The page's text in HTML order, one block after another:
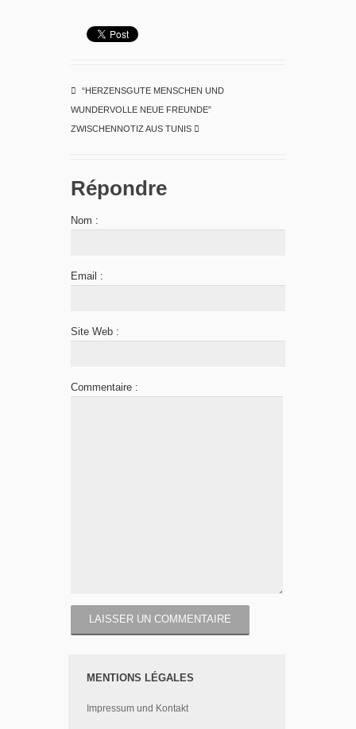
“HERZENSGUTE MENSCHEN UND
WUNDERVOLLE NEUE FREUNDE”
ZWISCHENNOTIZ AUS TUNIS
Répondre
Nom :
Email :
Site Web :
Commentaire :
MENTIONS LÉGALES
Impressum und Kontakt